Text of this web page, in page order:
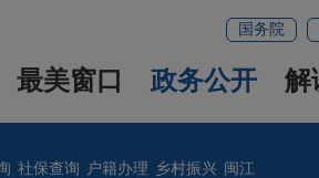
国务院
最美窗口 政务公开 解
社保查询 户籍办理 乡村振兴 闽江